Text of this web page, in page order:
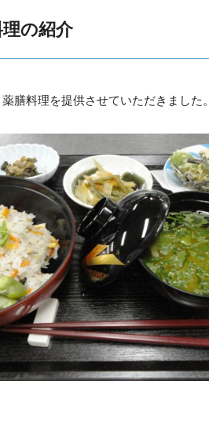
の紹介
膳料理を提供させていただきました。